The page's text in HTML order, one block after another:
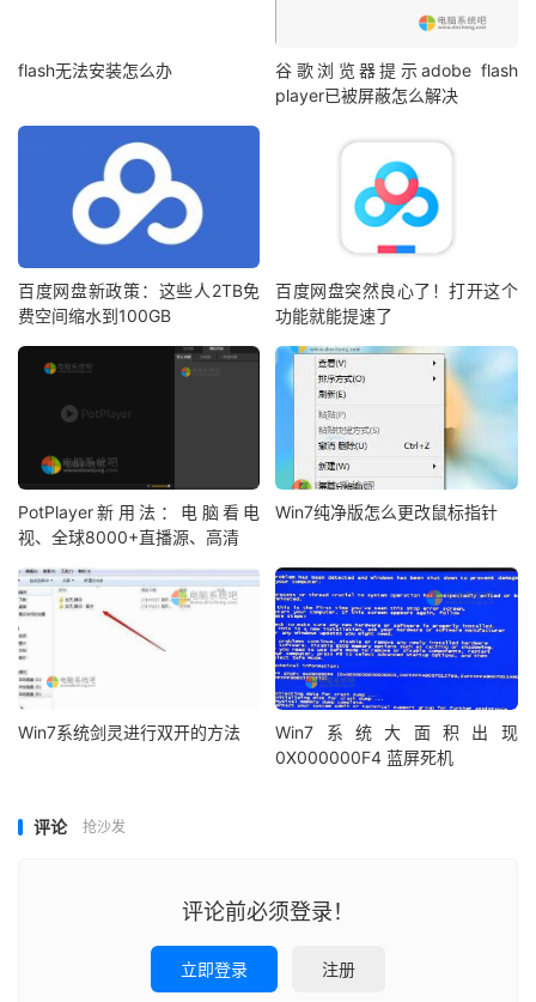
flash无法安装怎么办
谷歌浏览器提示adobe flash
player已被屏蔽怎么解决
百度网盘新政策：这些人2TB免
费空间缩水到100GB
百度网盘突然良心了！打开这个
功能就能提速了
PotPlayer新用法：电脑看电
视、全球8000+直播源、高清
Win7纯净版怎么更改鼠标指针
Win7系统剑灵进行双开的方法
Win7系统大面积出现
0X000000F4 蓝屏死机
评论 抢沙发
评论前必须登录！
立即登录 注册